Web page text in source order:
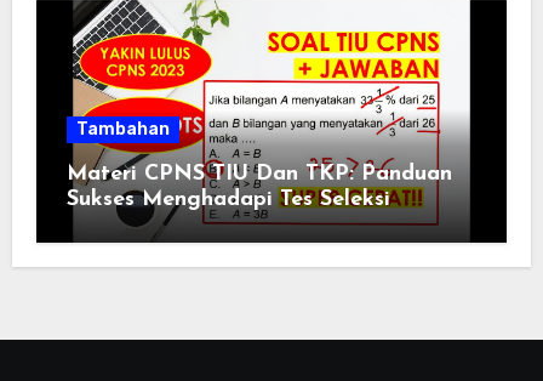
Tambahan
Materi CPNS TIU Dan TKP: Panduan
Sukses Menghadapi Tes Seleksi